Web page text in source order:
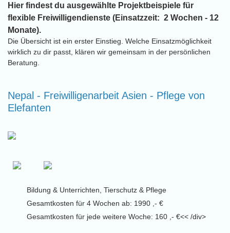
Hier findest du ausgewählte Projektbeispiele für
flexible Freiwilligendienste (Einsatzzeit: 2 Wochen - 12
Monate).
Die Übersicht ist ein erster Einstieg. Welche Einsatzmöglichkeit
wirklich zu dir passt, klären wir gemeinsam in der persönlichen
Beratung.
Nepal - Freiwilligenarbeit Asien - Pflege von
Elefanten
Bildung & Unterrichten, Tierschutz & Pflege
Gesamtkosten für 4 Wochen ab: 1990 ,- €
Gesamtkosten für jede weitere Woche: 160 ,- €<< /div>